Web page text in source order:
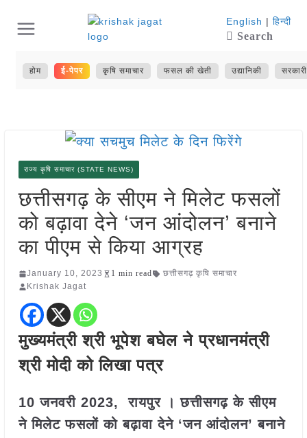
content
English | हिन्दी
Search
होम ई-पेपर कृषि समाचार फसल की खेती उद्यानिकी
राज्य कृषि समाचार (STATE NEWS)
छत्तीसगढ़ के सीएम ने मिलेट फसलों
को बढ़ावा देने ‘जन आंदोलन’ बनाने
का पीएम से किया आग्रह
January 10, 2023 1 min read
छत्तीसगढ़ कृषि समाचार
Krishak Jagat
मुख्यमंत्री श्री भूपेश बघेल ने प्रधानमंत्री
श्री मोदी को लिखा पत्र
10 जनवरी 2023, रायपुर । छत्तीसगढ़ के सीएम
ने मिलेट फसलों को बढ़ावा देने ‘जन आंदोलन’ बनाने